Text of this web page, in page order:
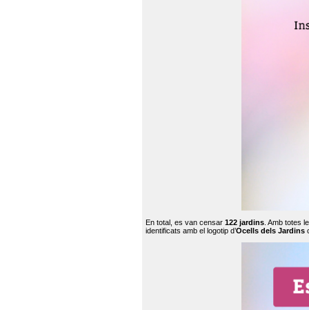
En total, es van censar 122 jardins . Amb totes
identificats amb el logotip d’Ocells dels Jardins